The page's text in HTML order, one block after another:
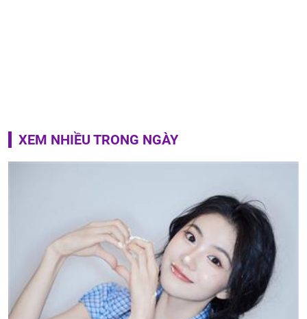
XEM NHIỀU TRONG NGÀY